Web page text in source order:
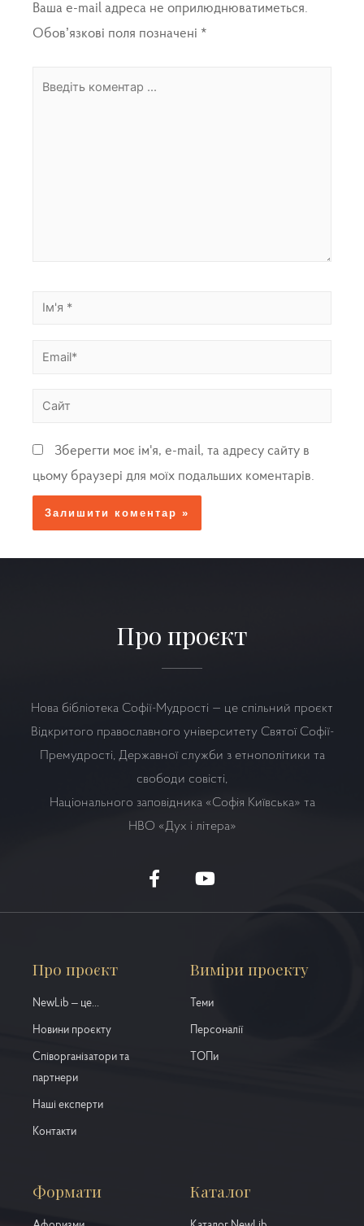
Ваша e-mail адреса не оприлюднюватиметься.
Обов’язкові поля позначені *
Зберегти моє ім'я, e-mail, та адресу сайту в
цьому браузері для моїх подальших коментарів.
Про проєкт
Нова бібліотека Софії-Мудрості — це спільний проєкт
Відкритого православного університету Святої Софії-
Премудрості, Державної служби з етнополітики та
свободи совісті,
Національного заповідника «Софія Київська» та
НВО «Дух і літера»
Про проєкт
NewLib – це...
Новини проєкту
Співорганізатори та
партнери
Наші експерти
Контакти
Виміри проекту
Теми
Персоналії
ТОПи
Формати Каталог